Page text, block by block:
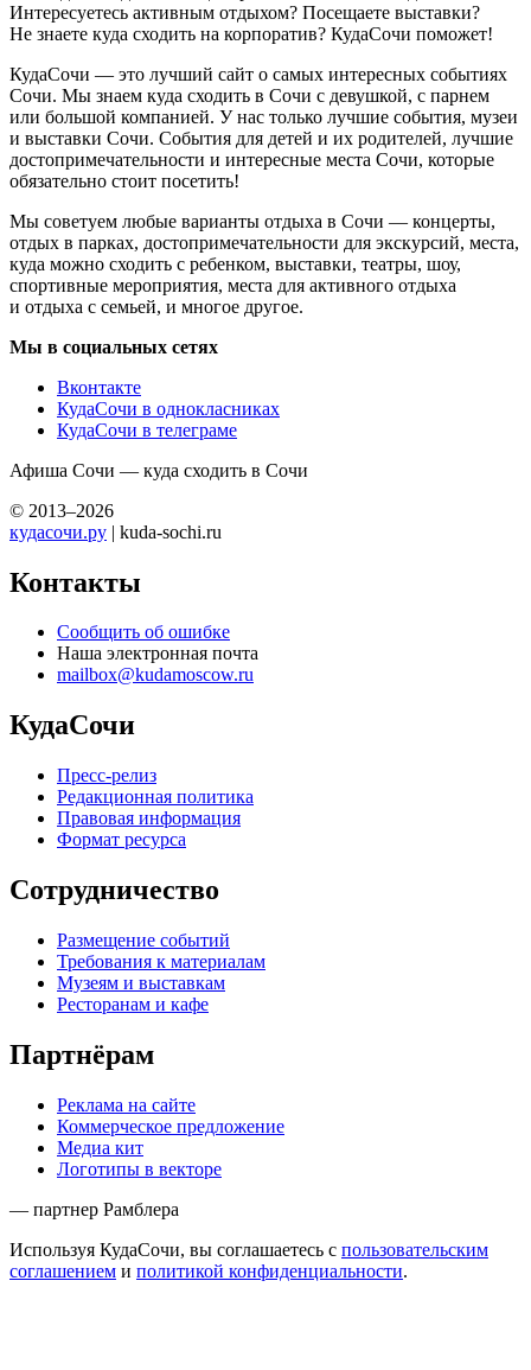
Интересуетесь активным отдыхом? Посещаете выставки?
Не знаете куда сходить на корпоратив? КудаСочи поможет!
КудаСочи — это лучший сайт о самых интересных событиях
Сочи. Мы знаем куда сходить в Сочи с девушкой, с парнем
или большой компанией. У нас только лучшие события, музеи
и выставки Сочи. События для детей и их родителей, лучшие
достопримечательности и интересные места Сочи, которые
обязательно стоит посетить!
Мы советуем любые варианты отдыха в Сочи — концерты,
отдых в парках, достопримечательности для экскурсий, места,
куда можно сходить с ребенком, выставки, театры, шоу,
спортивные мероприятия, места для активного отдыха
и отдыха с семьей, и многое другое.
Мы в социальных сетях
Вконтакте
КудаСочи в однокласниках
КудаСочи в телеграме
Афиша Сочи — куда сходить в Сочи
© 2013–2026
кудасочи.ру | kuda-sochi.ru
Контакты
Сообщить об ошибке
Наша электронная почта
mailbox@kudamoscow.ru
КудаСочи
Пресс-релиз
Редакционная политика
Правовая информация
Формат ресурса
Сотрудничество
Размещение событий
Требования к материалам
Музеям и выставкам
Ресторанам и кафе
Партнёрам
Реклама на сайте
Коммерческое предложение
Медиа кит
Логотипы в векторе
— партнер Рамблера
Используя КудаСочи, вы соглашаетесь с пользовательским
соглашением и политикой конфиденциальности.